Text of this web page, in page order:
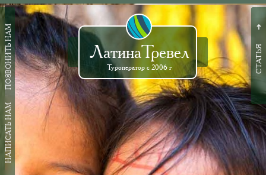
ЛатинаТревел
Туроператор с 2006 г
ПОЗВОНИТЬ НАМ
НАПИСАТЬ НАМ
➜
СТАТЬЯ